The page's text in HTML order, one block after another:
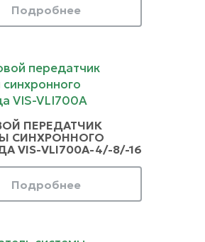
Подробнее
ПЕРЕДАТЧИК
СИНХРОННОГО
VIS-VLI700A-4/-8/-16
Подробнее